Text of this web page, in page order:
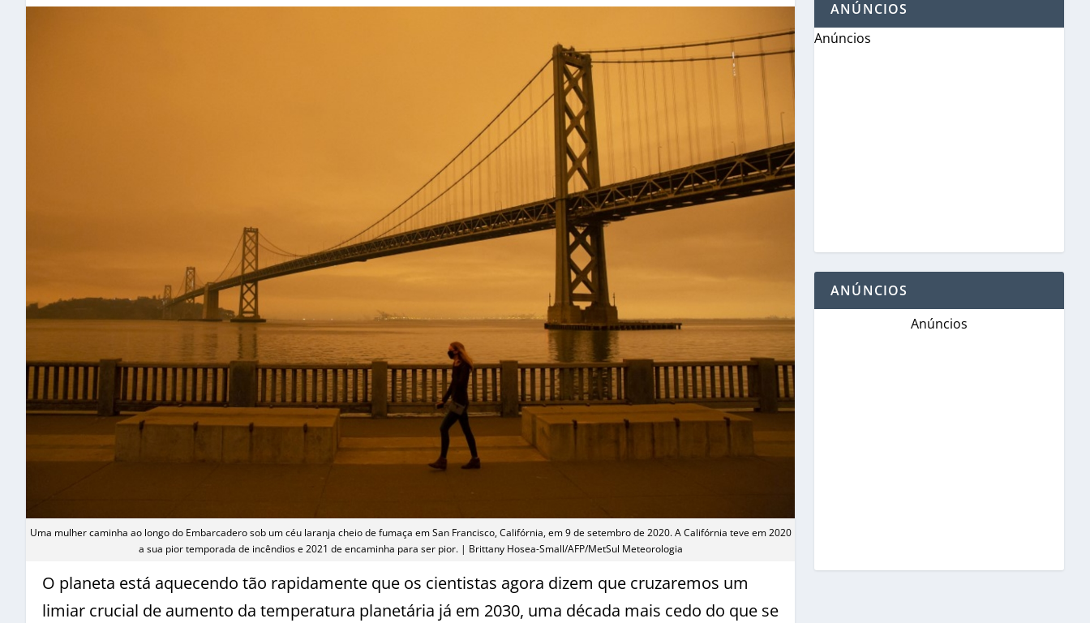
Uma mulher caminha ao longo do Embarcadero sob um céu laranja cheio de fumaça em San Francisco, Califórnia, em 9 de setembro de 2020. A Califórnia teve em 2020
a sua pior temporada de incêndios e 2021 de encaminha para ser pior. | Brittany Hosea-Small/AFP/MetSul Meteorologia
O planeta está aquecendo tão rapidamente que os cientistas agora dizem que cruzaremos um
limiar crucial de aumento da temperatura planetária já em 2030, uma década mais cedo do que se
ANÚNCIOS
Anúncios
ANÚNCIOS
Anúncios